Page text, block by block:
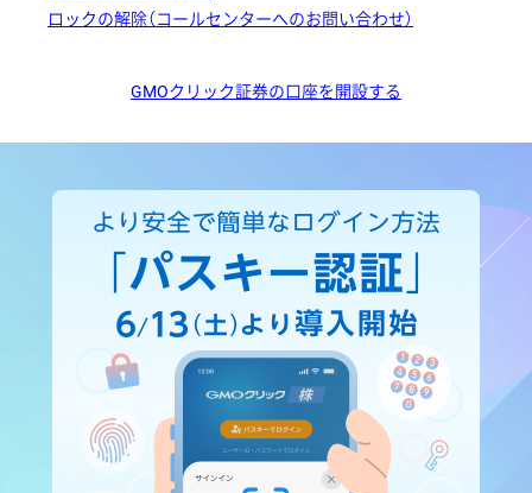
ロックの解除（コールセンターへのお問い合わせ）
GMOクリック証券の口座を開設する